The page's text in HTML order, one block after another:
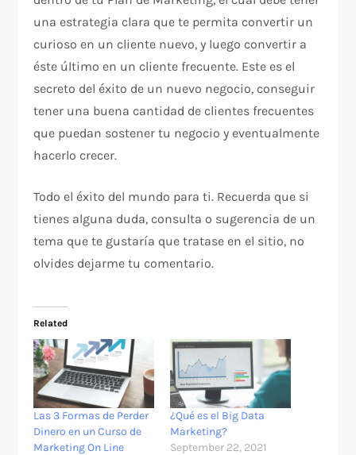
una estrategia clara que te permita convertir un
curioso en un cliente nuevo, y luego convertir a
éste último en un cliente frecuente. Este es el
secreto del éxito de un nuevo negocio, conseguir
tener una buena cantidad de clientes frecuentes
que puedan sostener tu negocio y eventualmente
hacerlo crecer.
Todo el éxito del mundo para ti. Recuerda que si
tienes alguna duda, consulta o sugerencia de un
tema que te gustaría que tratase en el sitio, no
olvides dejarme tu comentario.
Related
Las 3 Formas de Perder
Dinero en un Curso de
Marketing On Line
¿Qué es el Big Data
Marketing?
September 22, 2021